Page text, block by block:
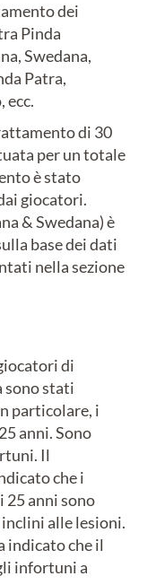
dei
Pinda
Swedana,
Patra,
ecc.
di 30
per un totale
è stato
giocatori.
& Swedana) è
base dei dati
nella sezione
di
sono stati
particolare, i
anni. Sono
Il
che i
25 anni sono
alle lesioni.
indicato che il
infortuni a